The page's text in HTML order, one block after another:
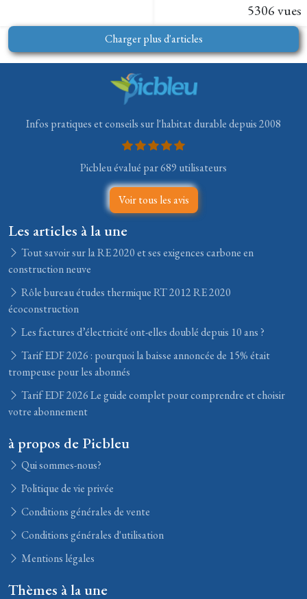
5306 vues
Charger plus d'articles
Infos pratiques et conseils sur l'habitat durable depuis 2008
Picbleu évalué par 689 utilisateurs
Voir tous les avis
Les articles à la une
Tout savoir sur la RE 2020 et ses exigences carbone en
construction neuve
Rôle bureau études thermique RT 2012 RE 2020
écoconstruction
Les factures d’électricité ont-elles doublé depuis 10 ans ?
Tarif EDF 2026 : pourquoi la baisse annoncée de 15% était
trompeuse pour les abonnés
Tarif EDF 2026 Le guide complet pour comprendre et choisir
votre abonnement
à propos de Picbleu
Qui sommes-nous?
Politique de vie privée
Conditions générales de vente
Conditions générales d'utilisation
Mentions légales
Thèmes à la une